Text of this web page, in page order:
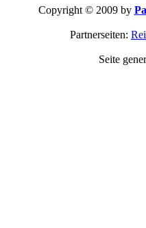
Copyright © 2009 by
Partnerseiten:
Seite